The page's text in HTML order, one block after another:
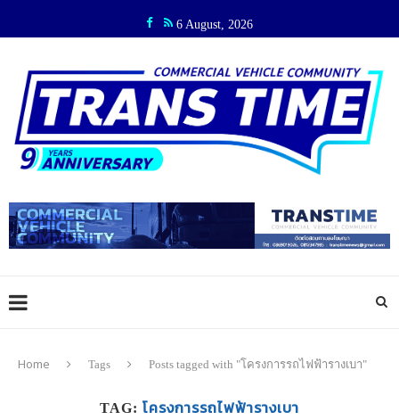
6 August, 2026
Home Tags Posts tagged with "โครงการรถไฟฟ้ารางเบา"
TAG: โครงการรถไฟฟ้ารางเบา